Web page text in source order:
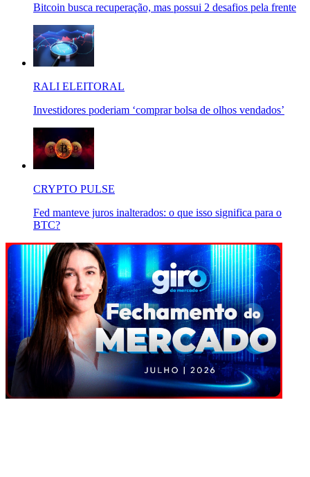
Bitcoin busca recuperação, mas possui 2 desafios pela frente
RALI ELEITORAL
Investidores poderiam ‘comprar bolsa de olhos vendados’
CRYPTO PULSE
Fed manteve juros inalterados: o que isso significa para o
BTC?